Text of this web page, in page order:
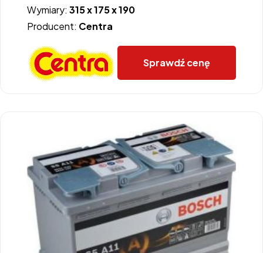
Wymiary: 315 x 175 x 190
Producent: Centra
Sprawdź cenę